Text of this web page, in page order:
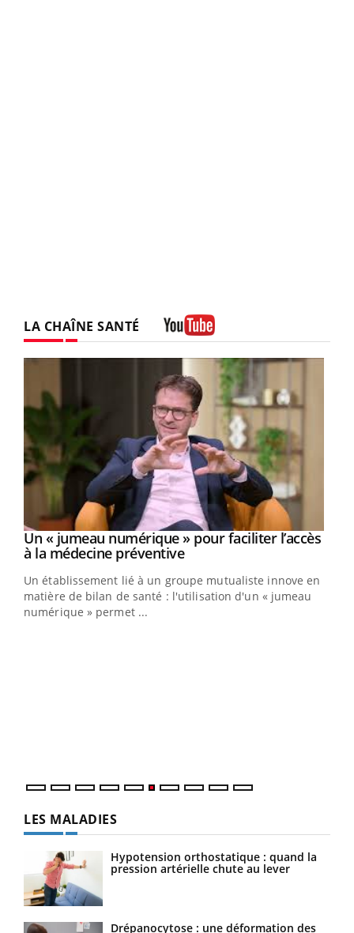
LA CHAÎNE SANTÉ
Youtube
Un « jumeau numérique » pour faciliter l’accès
à la médecine préventiveYoutube
Un établissement lié à un groupe mutualiste innove en
matière de bilan de santé : l'utilisation d'un « jumeau
numérique » permet ...
LES MALADIES
Hypotension orthostatique : quand la
pression artérielle chute au lever
Drépanocytose : une déformation des